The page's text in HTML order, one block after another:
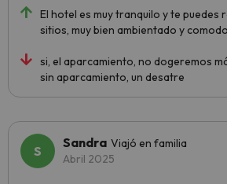
El hotel es muy tranquilo y te puedes
sitios, muy bien ambientado y
si, el aparcamiento, no dogeremos
sin aparcamiento, un desatre
Sandra Viajó en familia
Abril 2025